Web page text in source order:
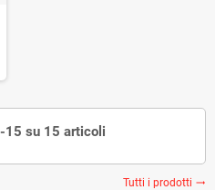
su 15 articoli
Tutti i prodotti trending_flat